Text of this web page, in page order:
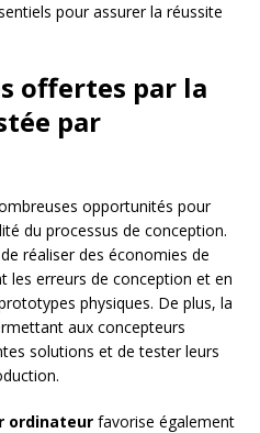
pour assurer la réussite
offertes par la
par
opportunités pour
du processus de conception.
réaliser des économies de
les erreurs de conception et en
physiques. De plus, la
aux concepteurs
solutions et de tester leurs
ordinateur favorise également